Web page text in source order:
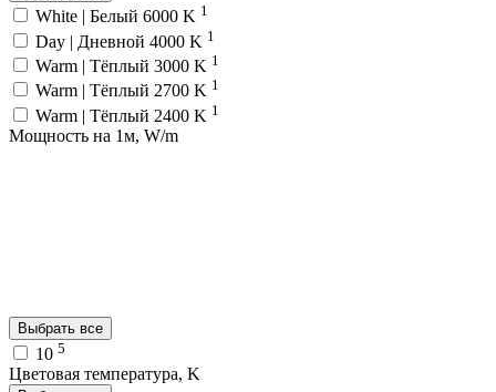
White | Белый 6000 K 1
Day | Дневной 4000 K 1
Warm | Тёплый 3000 K 1
Warm | Тёплый 2700 K 1
Warm | Тёплый 2400 K 1
Мощность на 1м, W/m
Выбрать все
10 5
Цветовая температура, K